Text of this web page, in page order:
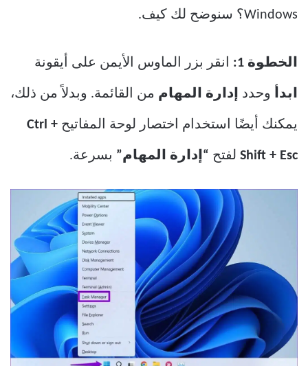
Windows؟ سنوضح لك كيف.
الخطوة 1: انقر بزر الماوس الأيمن على أيقونة
ابدأ وحدد إدارة المهام من القائمة. وبدلاً من ذلك،
يمكنك أيضًا استخدام اختصار لوحة المفاتيح Ctrl +
Shift + Esc لفتح “إدارة المهام” بسرعة.